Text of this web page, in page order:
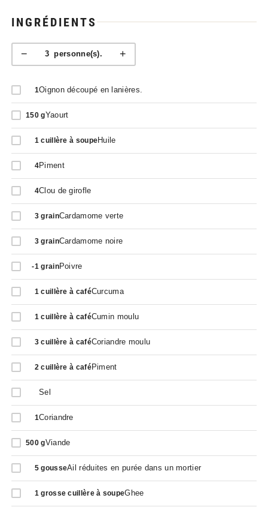
INGRÉDIENTS
− 3personne(s). +
1Oignon découpé en lanières.
150 gYaourt
1 cuillère à soupeHuile
4Piment
4Clou de girofle
3 grainCardamome verte
3 grainCardamome noire
-1 grainPoivre
1 cuillère à caféCurcuma
1 cuillère à caféCumin moulu
3 cuillère à caféCoriandre moulu
2 cuillère à caféPiment
Sel
1Coriandre
500 gViande
5 gousseAil réduites en purée dans un mortier
1 grosse cuillère à soupeGhee